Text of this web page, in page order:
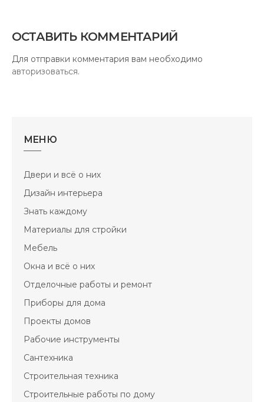
ОСТАВИТЬ КОММЕНТАРИЙ
Для отправки комментария вам необходимо
авторизоваться.
МЕНЮ
Двери и всё о них
Дизайн интерьера
Знать каждому
Материалы для стройки
Мебель
Окна и всё о них
Отделочные работы и ремонт
Приборы для дома
Проекты домов
Рабочие инструменты
Сантехника
Строительная техника
Строительные работы по дому